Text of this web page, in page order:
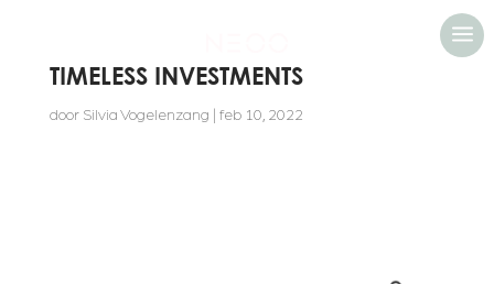
a
TIMELESS INVESTMENTS
door Silvia Vogelenzang feb 10, 2022